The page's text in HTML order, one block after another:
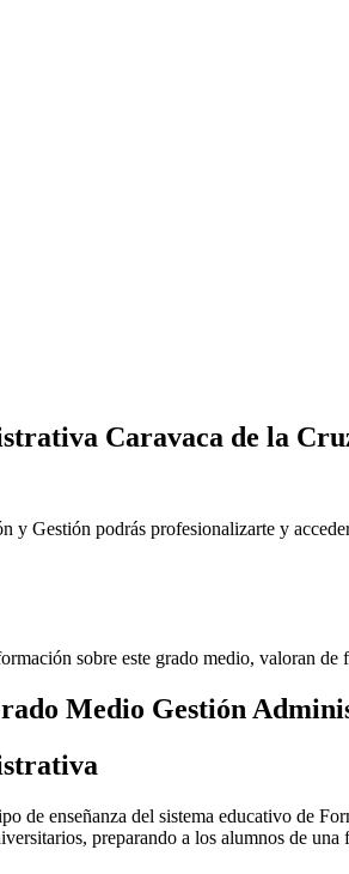
Caravaca de la
Gestión podrás profesionalizarte y
sobre este grado medio, valoran
Medio Gestión
de enseñanza del sistema educativo de
preparando a los alumnos de